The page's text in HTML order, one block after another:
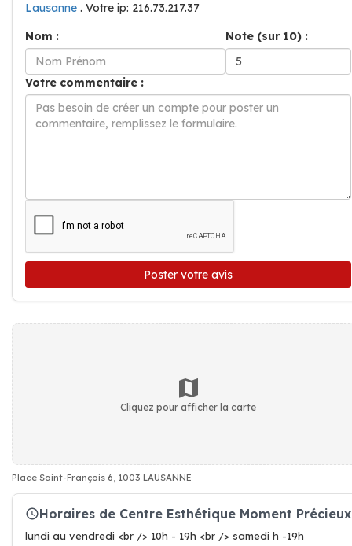
Lausanne . Votre ip: 216.73.217.37
Nom :
Note (sur 10) :
Votre commentaire :
Poster votre avis
Cliquez pour afficher la carte
Place Saint-François 6, 1003 LAUSANNE
Horaires de Centre Esthétique Moment Précieux
lundi au vendredi <br /> 10h - 19h <br /> samedi h -19h